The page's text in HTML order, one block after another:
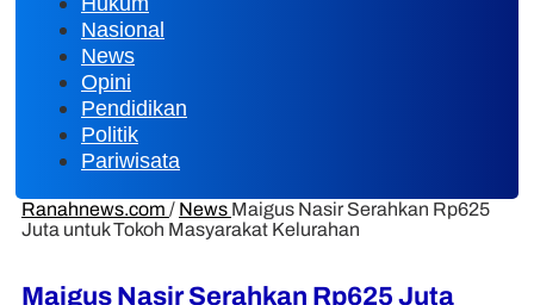
Nasional
News
Opini
Pendidikan
Politik
Pariwisata
Ranahnews.com / News Maigus Nasir Serahkan Rp625
Juta untuk Tokoh Masyarakat Kelurahan
Maigus Nasir Serahkan Rp625 Juta